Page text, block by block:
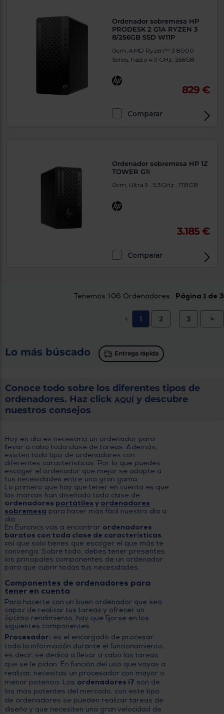
Ordenador sobremesa HP
PRODESK 2 G1A RYZEN 3
8/256GB SSD W11P
0cm, AMD Ryzen™ 3 8000
Series, hasta 4.9 GHz, 256GB
829 €
Comparar
Ordenador sobremesa HP 1Z
TOWER G1I
0cm, Ultra 9 , 5.3GHz , 1TBGB
3.185 €
Comparar
Tenemos 106 Ordenadores . Página 1 de 3
< 1 2 ... 3 >
Lo más búscado Entrega rápida
Conoce todo sobre los diferentes tipos de
ordenadores. Haz click AQUÍ y descubre
nuestros consejos
Hoy en día es necesario un ordenador para
llevar a cabo toda clase de tareas. Además,
existen todo tipo de ordenadores con
diferentes características. Por lo que puedes
escoger el ordenador que mejor se adapte a
tus necesidades entre una gran gama.
Lo primero que hay que tener en cuenta es que
las marcas han diseñado toda clase de
ordenadores portátiles y ordenadores
sobremesa para hacer más fácil nuestro día a
día.
En Euronics vas a encontrar ordenadores
baratos con toda clase de características,
así que solo tienes que escoger el que más te
convenga. Sobre todo, debes tener presentes
los principales componentes de un ordenador
para que cubrir todas tus necesidades.
Componentes de ordenadores para
tener en cuenta
Para hacerte con un buen ordenador que sea
capaz de realizar tus tareas y ofrecer un
óptimo rendimiento, hay que fijarse en los
siguientes componentes:
Procesador: es el encargado de procesar
toda la información durante el funcionamiento,
es decir, se dedica a llevar a cabo las tareas
que se le pidan. En función del uso que vayas a
realizar, necesitas un procesador con mayor o
menor potencia. Los ordenadores i7 son de
los más potentes del mercado, con este tipo
de ordenadores se pueden realizar tareas de
diseño y que necesiten una gran velocidad de